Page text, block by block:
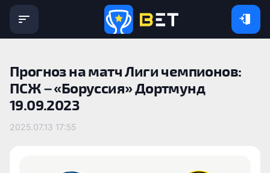
Прогноз на матч Лиги чемпионов:
ПСЖ – «Боруссия» Дортмунд
19.09.2023
2025.07.13 17:55